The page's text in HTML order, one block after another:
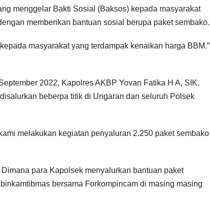
menggelar Bakti Sosial (Baksos) kepada masyarakat
memberikan bantuan sosial berupa paket sembako.
masyarakat yang terdampak kenaikan harga BBM.”
2022, Kapolres AKBP Yovan Fatika H A, SIK,
beberpa titik di Ungaran dan seluruh Polsek
melakukan kegiatan penyaluran 2.250 paket sembako
para Kapolsek menyalurkan bantuan paket
bersama Forkompincam di masing masing